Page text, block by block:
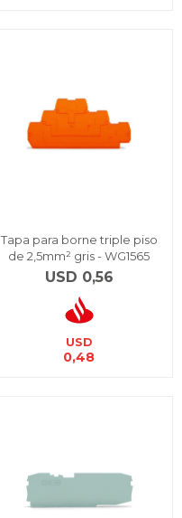
Tapa para borne triple piso
de 2,5mm² gris - WG1565
USD 0,56
USD
0,48